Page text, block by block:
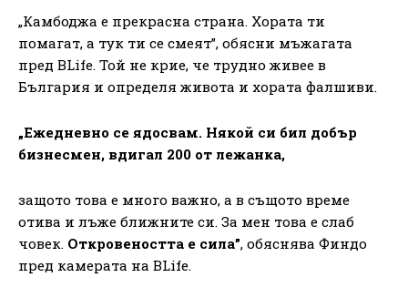
„Камбоджа е прекрасна страна. Хората ти
помагат, а тук ти се смеят”, обясни мъжагата
пред BLife. Той не крие, че трудно живее в
България и определя живота и хората фалшиви.
„Ежедневно се ядосвам. Някой си бил добър
бизнесмен, вдигал 200 от лежанка,
защото това е много важно, а в същото време
отива и лъже ближните си. За мен това е слаб
човек. Откровеността е сила”, обяснява Финдо
пред камерата на BLife.